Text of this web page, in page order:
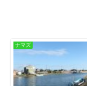
ナマズ